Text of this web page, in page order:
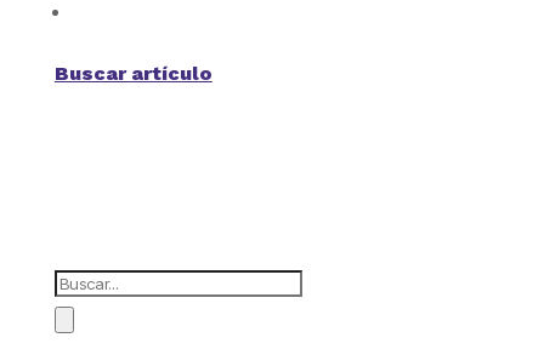
Buscar artículo